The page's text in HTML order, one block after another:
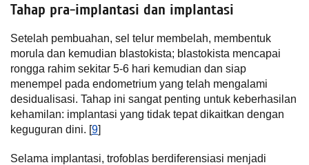
Tahap pra-implantasi dan implantasi
Setelah pembuahan, sel telur membelah, membentuk
morula dan kemudian blastokista; blastokista mencapai
rongga rahim sekitar 5-6 hari kemudian dan siap
menempel pada endometrium yang telah mengalami
desidualisasi. Tahap ini sangat penting untuk keberhasilan
kehamilan: implantasi yang tidak tepat dikaitkan dengan
keguguran dini. [9]
Selama implantasi, trofoblas berdiferensiasi menjadi